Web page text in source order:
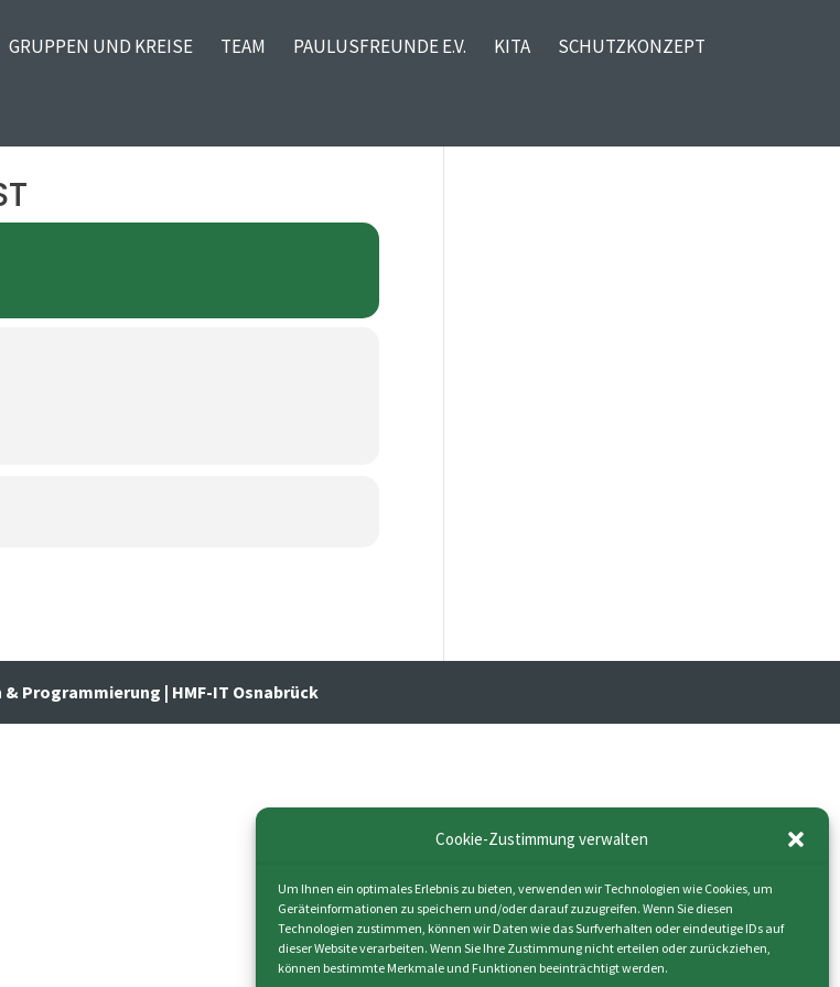
Cookie-Zustimmung verwalten
Um Ihnen ein optimales Erlebnis zu bieten, verwenden wir Technologien wie Cookies, um
Geräteinformationen zu speichern und/oder darauf zuzugreifen. Wenn Sie diesen
Technologien zustimmen, können wir Daten wie das Surfverhalten oder eindeutige IDs auf
dieser Website verarbeiten. Wenn Sie Ihre Zustimmung nicht erteilen oder zurückziehen,
können bestimmte Merkmale und Funktionen beeinträchtigt werden.
GRUPPEN UND KREISE TEAM PAULUSFREUNDE E.V. KITA SCHUTZKONZEPT
& Programmierung | HMF-IT Osnabrück